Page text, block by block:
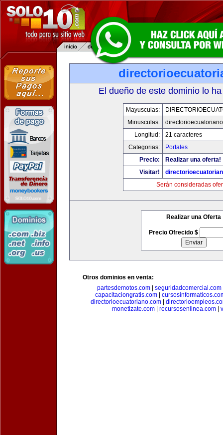
El dueño de este dominio lo
Mayusculas:
Minusculas:
Longitud:
21 caracteres
Categorias:
Portales
Precio:
Realizar una oferta!
Visitar!
Serán consideradas
Realizar una Oferta
Precio Ofrecido $
Otros dominios en venta:
partesdemotos.com| seguridadcomercial.com
capacitaciongratis.com|
directorioecuatoriano.com
monetizate.com
recursosenlinea.com